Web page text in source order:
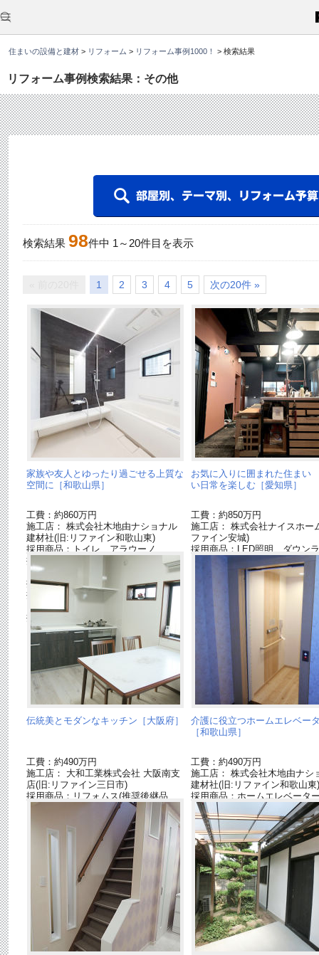
住まいの設備と建材 > リフォーム > リフォーム事例1000！ > 検索結果
リフォーム事例検索結果：その他
こ
か
ら
文
す
検索結果 98件中 1 ～ 20件目を表示
1 2 3 4 5 次の20件 »
家族や友人とゆったり過ごせる上質な
空間に［和歌山県］
工費：約860万円
施工店： 株式会社木地由ナショナル
建材社(旧:リファイン和歌山東)
採用商品：トイレ アラウーノ
採用商品：洗面ドレッシング ウツク
シーズ
採用商品：バスルーム オフローラ
採用商品：インテリア建材 ベリティ
採用商品：ストール小便器
お気に入りに囲まれた住まい
い日常を楽しむ［愛知県］
工費：約850万円
施工店： 株式会社ナイスホー
ファイン安城)
採用商品：LED照明 ダウン
伝統美とモダンなキッチン［大阪府］
工費：約490万円
施工店： 大和工業株式会社 大阪南支
店(旧:リファイン三日市)
採用商品：リフォムス(推奨後継品
「Ｌクラス」)
介護に役立つホームエレベー
［和歌山県］
工費：約490万円
施工店： 株式会社木地由ナシ
建材社(旧:リファイン和歌山東)
採用商品：ホームエレベータ